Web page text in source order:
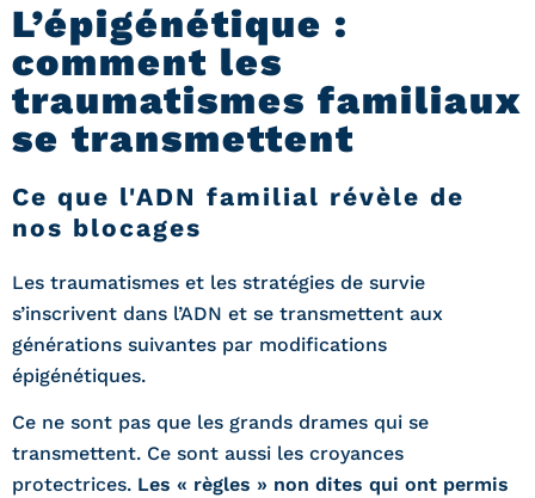
L’épigénétique :
comment les
traumatismes familiaux
se transmettent
Ce que l'ADN familial révèle de
nos blocages
Les traumatismes et les stratégies de survie
s’inscrivent dans l’ADN et se transmettent aux
générations suivantes par modifications
épigénétiques.
Ce ne sont pas que les grands drames qui se
transmettent. Ce sont aussi les croyances
protectrices. Les « règles » non dites qui ont permis